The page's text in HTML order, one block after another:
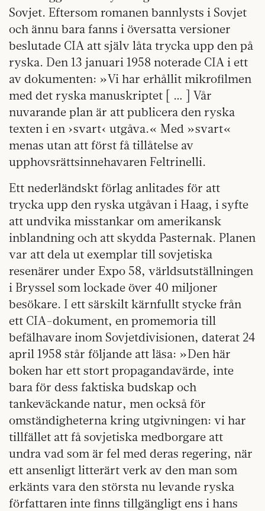
Sovjet. Eftersom romanen bannlysts i Sovjet
och ännu bara fanns i översatta versioner
beslutade CIA att själv låta trycka upp den på
ryska. Den 13 januari 1958 noterade CIA i ett
av dokumenten: »Vi har erhållit mikrofilmen
med det ryska manuskriptet [ … ] Vår
nuvarande plan är att publicera den ryska
texten i en ›svart‹ utgåva.« Med »svart«
menas utan att först få tillåtelse av
upphovsrättsinnehavaren Feltrinelli.
Ett nederländskt förlag anlitades för att
trycka upp den ryska utgåvan i Haag, i syfte
att undvika misstankar om amerikansk
inblandning och att skydda Pasternak. Planen
var att dela ut exemplar till sovjetiska
resenärer under Expo 58, världsutställningen
i Bryssel som lockade över 40 miljoner
besökare. I ett särskilt kärnfullt stycke från
ett CIA-dokument, en promemoria till
befälhavare inom Sovjetdivisionen, daterat 24
april 1958 står följande att läsa: »Den här
boken har ett stort propagandavärde, inte
bara för dess faktiska budskap och
tankeväckande natur, men också för
omständigheterna kring utgivningen: vi har
tillfället att få sovjetiska medborgare att
undra vad som är fel med deras regering, när
ett ansenligt litterärt verk av den man som
erkänts vara den största nu levande ryska
författaren inte finns tillgängligt ens i hans